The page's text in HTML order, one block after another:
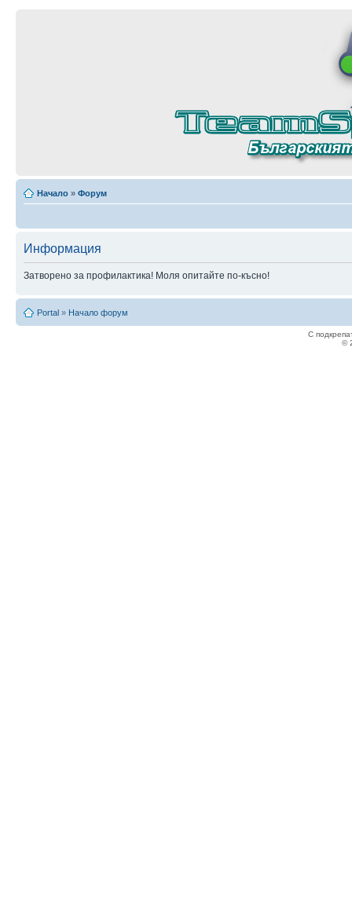
Начало » Форум
Информация
Затворено за профилактика! Моля опитайте по-късно!
Portal » Начало форум
С
©